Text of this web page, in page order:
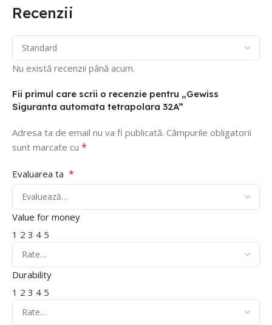
Recenzii
Nu există recenzii până acum.
Fii primul care scrii o recenzie pentru „Gewiss
Siguranta automata tetrapolara 32A”
Adresa ta de email nu va fi publicată. Câmpurile obligatorii
sunt marcate cu *
Evaluarea ta *
Value for money
1 2 3 4 5
Durability
1 2 3 4 5